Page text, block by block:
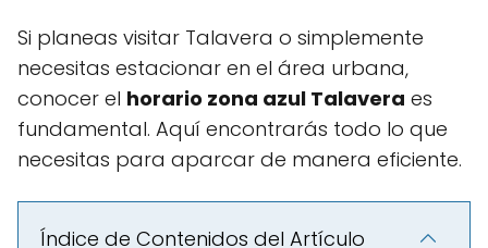
Si planeas visitar Talavera o simplemente
necesitas estacionar en el área urbana,
conocer el horario zona azul Talavera es
fundamental. Aquí encontrarás todo lo que
necesitas para aparcar de manera eficiente.
Índice de Contenidos del Artículo